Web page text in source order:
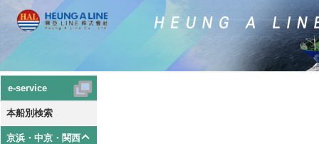
e-service
本船別検索
京浜・中京・関西